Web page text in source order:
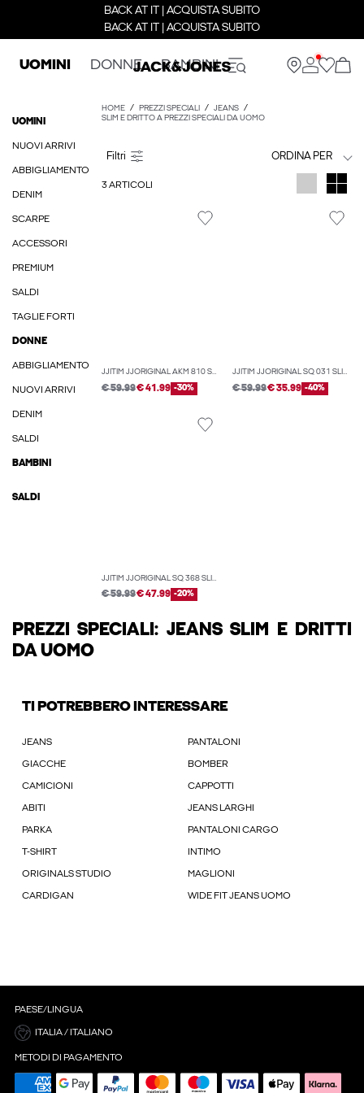
BACK AT IT | ACQUISTA SUBITO
BACK AT IT | ACQUISTA SUBITO
UOMINI DONNE BAMBINI
UOMINI
NUOVI ARRIVI
ABBIGLIAMENTO
DENIM
SCARPE
ACCESSORI
PREMIUM
SALDI
TAGLIE FORTI
DONNE
ABBIGLIAMENTO
NUOVI ARRIVI
DENIM
SALDI
BAMBINI
SALDI
HOME PREZZI SPECIALI
JEANS
SLIM E DRITTO A PREZZI SPECIALI DA UOMO
ORDINA PER
3 ARTICOLI
JJITIM JJORIGINAL AKM 810 SLIM STRAIGHT FIT
€ 59.99€ 41.99 -30%
JJITIM JJORIGINAL SQ 031 SLIM STRAIGHT FIT
€ 59.99€ 35.99 -40%
JJITIM JJORIGINAL SQ 368 SLIM STRAIGHT FIT
€ 59.99€ 47.99 -20%
PREZZI SPECIALI: JEANS SLIM E DRITTI
DA UOMO
TI POTREBBERO INTERESSARE
JEANS PANTALONI
GIACCHE BOMBER
CAMICIONI CAPPOTTI
ABITI JEANS LARGHI
PARKA PANTALONI CARGO
T-SHIRT INTIMO
ORIGINALS STUDIO MAGLIONI
CARDIGAN WIDE FIT JEANS UOMO
PAESE/LINGUA
ITALIA / ITALIANO
METODI DI PAGAMENTO